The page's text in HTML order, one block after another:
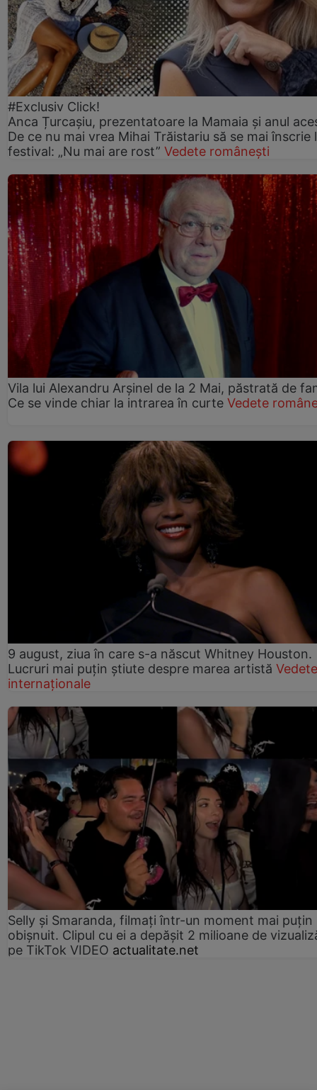
#Exclusiv Click!
Anca Țurcașiu, prezentatoare la Mamaia și anul
De ce nu mai vrea Mihai Trăistariu să se mai înscrie
festival: „Nu mai are rost” Vedete românești
Vila lui Alexandru Arșinel de la 2 Mai, păstrată de
Ce se vinde chiar la intrarea în curte Vedete
9 august, ziua în care s-a născut Whitney Houston.
Lucruri mai puțin știute despre marea artistă Vedete
internaționale
Selly și Smaranda, filmați într-un moment mai puțin
obișnuit. Clipul cu ei a depășit 2 milioane de
pe TikTok VIDEO actualitate.net